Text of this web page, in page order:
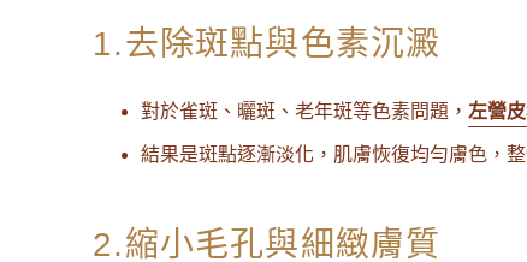
1.去除斑點與色素沉澱
對於雀斑、曬斑、老年斑等色素問題， 左營
結果是斑點逐漸淡化，肌膚恢復均勻膚色，
2.縮小毛孔與細緻膚質